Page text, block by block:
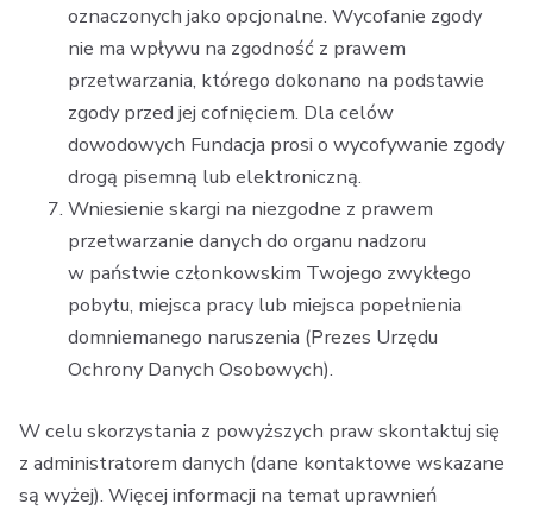
oznaczonych jako opcjonalne. Wycofanie zgody
nie ma wpływu na zgodność z prawem
przetwarzania, którego dokonano na podstawie
zgody przed jej cofnięciem. Dla celów
dowodowych Fundacja prosi o wycofywanie zgody
drogą pisemną lub elektroniczną.
Wniesienie skargi na niezgodne z prawem
przetwarzanie danych do organu nadzoru
w państwie członkowskim Twojego zwykłego
pobytu, miejsca pracy lub miejsca popełnienia
domniemanego naruszenia (Prezes Urzędu
Ochrony Danych Osobowych).
W celu skorzystania z powyższych praw skontaktuj się
z administratorem danych (dane kontaktowe wskazane
są wyżej). Więcej informacji na temat uprawnień